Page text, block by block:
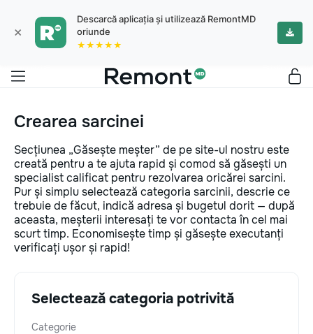
×
Descarcă aplicația și utilizează RemontMD
oriunde
★★★★★
Crearea sarcinei
Secțiunea „Găsește meșter” de pe site-ul nostru este
creată pentru a te ajuta rapid și comod să găsești un
specialist calificat pentru rezolvarea oricărei sarcini.
Pur și simplu selectează categoria sarcinii, descrie ce
trebuie de făcut, indică adresa și bugetul dorit — după
aceasta, meșterii interesați te vor contacta în cel mai
scurt timp. Economisește timp și găsește executanți
verificați ușor și rapid!
Selectează categoria potrivită
Categorie